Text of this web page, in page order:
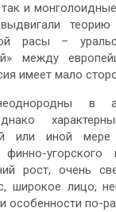
и
теорию
расы –
между
имеет мало
в
или иной мере
финно-
рост, очень
широкое лицо,
особенности по-